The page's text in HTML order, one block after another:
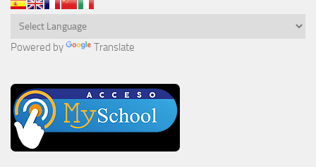
Powered by Translate